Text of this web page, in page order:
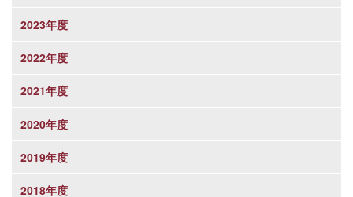
2023年度
2022年度
2021年度
2020年度
2019年度
2018年度